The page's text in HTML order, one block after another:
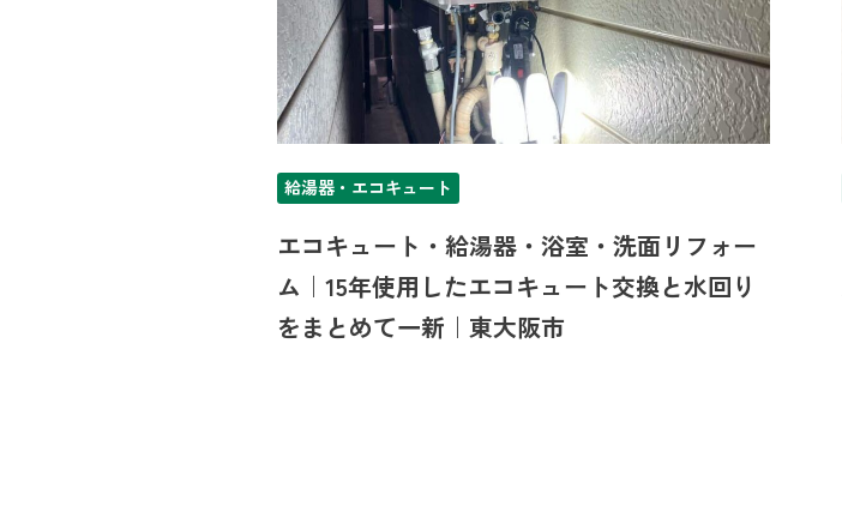
給湯器・エコキュート
エコキュート・給湯器・浴室・洗面リフォー
ム｜15年使用したエコキュート交換と水回り
をまとめて一新｜東大阪市